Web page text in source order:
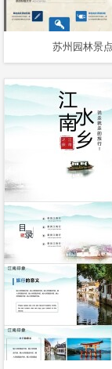
苏州园林景